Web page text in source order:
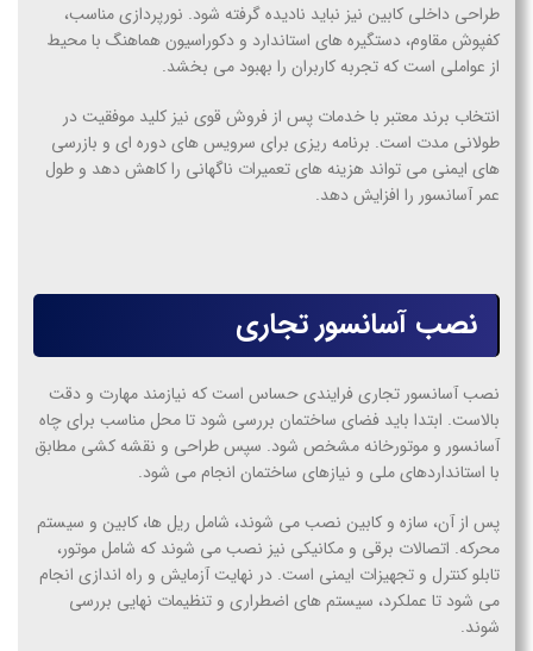
طراحی داخلی کابین نیز نباید نادیده گرفته شود. نورپردازی مناسب،
کفپوش مقاوم، دستگیره های استاندارد و دکوراسیون هماهنگ با محیط
از عواملی است که تجربه کاربران را بهبود می بخشد.
انتخاب برند معتبر با خدمات پس از فروش قوی نیز کلید موفقیت در
طولانی مدت است. برنامه ریزی برای سرویس های دوره ای و بازرسی
های ایمنی می تواند هزینه های تعمیرات ناگهانی را کاهش دهد و طول
عمر آسانسور را افزایش دهد.
نصب آسانسور تجاری
نصب آسانسور تجاری فرایندی حساس است که نیازمند مهارت و دقت
بالاست. ابتدا باید فضای ساختمان بررسی شود تا محل مناسب برای چاه
آسانسور و موتورخانه مشخص شود. سپس طراحی و نقشه کشی مطابق
با استانداردهای ملی و نیازهای ساختمان انجام می شود.
پس از آن، سازه و کابین نصب می شوند، شامل ریل ها، کابین و سیستم
محرکه. اتصالات برقی و مکانیکی نیز نصب می شوند که شامل موتور،
تابلو کنترل و تجهیزات ایمنی است. در نهایت آزمایش و راه اندازی انجام
می شود تا عملکرد، سیستم های اضطراری و تنظیمات نهایی بررسی
شوند.